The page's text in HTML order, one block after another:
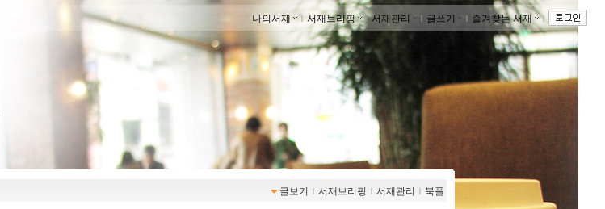
나의서재 ｌ서재브리핑 ｌ서재관리 ｌ 글쓰기 ｌ 즐겨찾는 서재 ｌ
글보기 ｌ 서재브리핑 ｌ 서재관리 ｌ 북플